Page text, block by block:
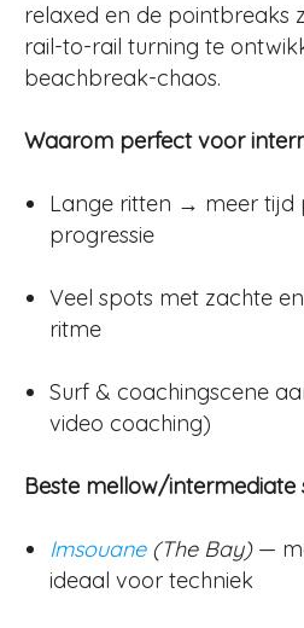
relaxed en de pointbreaks
rail-to-rail turning te
beachbreak-chaos.
Waarom perfect voor
Lange ritten → meer tijd
progressie
Veel spots met zachte
ritme
Surf & coachingscene
video coaching)
Beste mellow/intermediate
Imsouane(The Bay)—
ideaal voor techniek